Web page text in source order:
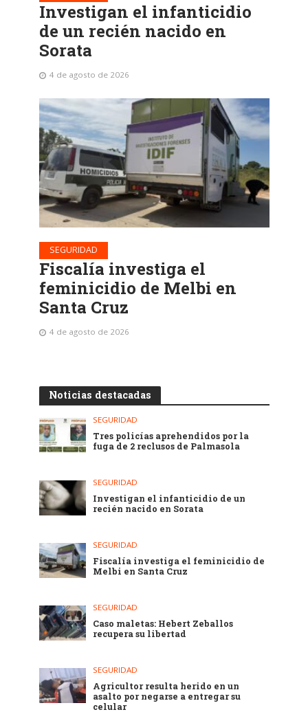
Investigan el infanticidio
de un recién nacido en
Sorata
4 de agosto de 2026
SEGURIDAD
Fiscalía investiga el
feminicidio de Melbi en
Santa Cruz
4 de agosto de 2026
Noticias destacadas
SEGURIDAD
Tres policías aprehendidos por la
fuga de 2 reclusos de Palmasola
SEGURIDAD
Investigan el infanticidio de un
recién nacido en Sorata
SEGURIDAD
Fiscalía investiga el feminicidio de
Melbi en Santa Cruz
SEGURIDAD
Caso maletas: Hebert Zeballos
recupera su libertad
SEGURIDAD
Agricultor resulta herido en un
asalto por negarse a entregar su
celular